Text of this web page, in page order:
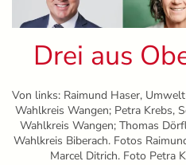
Drei aus
Von links: Raimund Haser,
Wahlkreis Wangen; Petra Krebs,
Wahlkreis Wangen; Thomas
Wahlkreis Biberach. Fotos
Marcel Ditrich. Foto Petra